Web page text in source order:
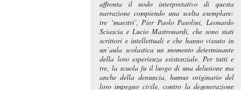
affronta il nodo interpretativo di questa
narrazione compiendo una scelta esemplare:
tre ‘maestri’, Pier Paolo Pasolini, Leonardo
Sciascia e Lucio Mastronardi, che sono stati
scrittori e intellettuali e che hanno vissuto in
un’aula scolastica un momento determinante
della loro esperienza esistenziale. Per tutti e
tre, la scuola fu il luogo di una delusione ma
anche della denuncia, humus originario del
loro impegno civile, contro la degenerazione